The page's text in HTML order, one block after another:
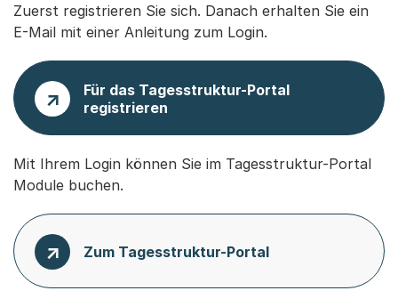
Zuerst registrieren Sie sich. Danach erhalten Sie ein
E-Mail mit einer Anleitung zum Login.
Für das Tagesstruktur-Portal
registrieren
Mit Ihrem Login können Sie im Tagesstruktur-Portal
Module buchen.
Zum Tagesstruktur-Portal